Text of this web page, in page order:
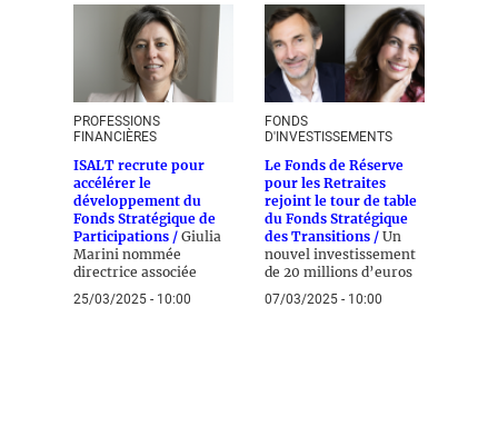
PROFESSIONS
FINANCIÈRES
ISALT recrute pour
accélérer le
développement du
Fonds Stratégique de
Participations / Giulia
Marini nommée
directrice associée
25/03/2025 - 10:00
FONDS
D'INVESTISSEMENTS
Le Fonds de Réserve
pour les Retraites
rejoint le tour de table
du Fonds Stratégique
des Transitions / Un
nouvel investissement
de 20 millions d’euros
07/03/2025 - 10:00